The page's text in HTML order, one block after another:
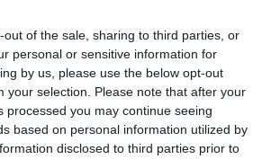
out of the sale, sharing to third parties, or
personal or sensitive information for
by us, please use the below opt-out
your selection. Please note that after your
processed you may continue seeing
based on personal information utilized by
disclosed to third parties prior to
tévénézés vagy tablethasználatszintén
A képernyők által kibocsátott kék
termelődését, ami megzavarhatja az
Válasszunk inkább könyvolvasást vagy más